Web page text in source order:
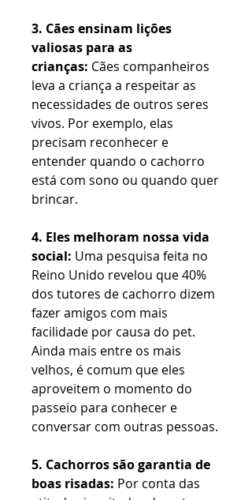
3. Cães ensinam lições
valiosas para as
crianças: Cães companheiros
leva a criança a respeitar as
necessidades de outros seres
vivos. Por exemplo, elas
precisam reconhecer e
entender quando o cachorro
está com sono ou quando quer
brincar.
4. Eles melhoram nossa vida
social: Uma pesquisa feita no
Reino Unido revelou que 40%
dos tutores de cachorro dizem
fazer amigos com mais
facilidade por causa do pet.
Ainda mais entre os mais
velhos, é comum que eles
aproveitem o momento do
passeio para conhecer e
conversar com outras pessoas.
5. Cachorros são garantia de
boas risadas: Por conta das